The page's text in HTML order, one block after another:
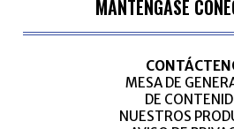
MANTÉNGASE
MESA DE
DE
NUESTROS